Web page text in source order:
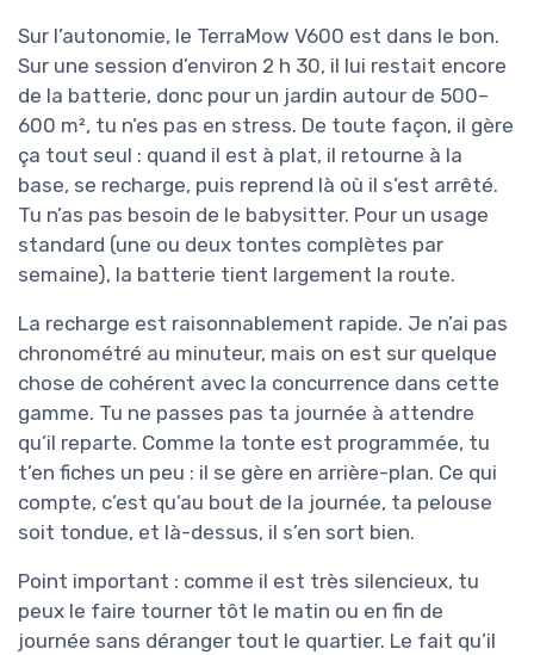
Sur l’autonomie, le TerraMow V600 est dans le bon.
Sur une session d’environ 2 h 30, il lui restait encore
de la batterie, donc pour un jardin autour de 500–
600 m², tu n’es pas en stress. De toute façon, il gère
ça tout seul : quand il est à plat, il retourne à la
base, se recharge, puis reprend là où il s’est arrêté.
Tu n’as pas besoin de le babysitter. Pour un usage
standard (une ou deux tontes complètes par
semaine), la batterie tient largement la route.
La recharge est raisonnablement rapide. Je n’ai pas
chronométré au minuteur, mais on est sur quelque
chose de cohérent avec la concurrence dans cette
gamme. Tu ne passes pas ta journée à attendre
qu’il reparte. Comme la tonte est programmée, tu
t’en fiches un peu : il se gère en arrière-plan. Ce qui
compte, c’est qu’au bout de la journée, ta pelouse
soit tondue, et là-dessus, il s’en sort bien.
Point important : comme il est très silencieux, tu
peux le faire tourner tôt le matin ou en fin de
journée sans déranger tout le quartier. Le fait qu’il